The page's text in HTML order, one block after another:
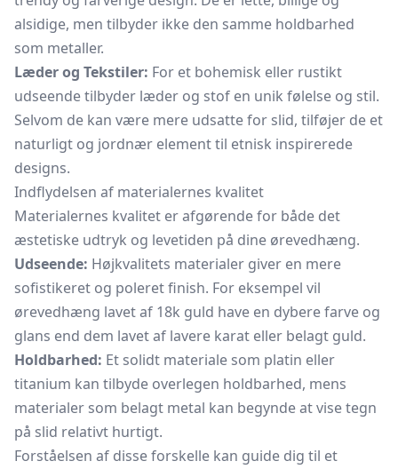
alsidige, men tilbyder ikke den samme holdbarhed
som metaller.
Læder og Tekstiler: For et bohemisk eller rustikt
udseende tilbyder læder og stof en unik følelse og stil.
Selvom de kan være mere udsatte for slid, tilføjer de et
naturligt og jordnær element til etnisk inspirerede
designs.
Indflydelsen af materialernes kvalitet
Materialernes kvalitet er afgørende for både det
æstetiske udtryk og levetiden på dine ørevedhæng.
Udseende: Højkvalitets materialer giver en mere
sofistikeret og poleret finish. For eksempel vil
ørevedhæng lavet af 18k guld have en dybere farve og
glans end dem lavet af lavere karat eller belagt guld.
Holdbarhed: Et solidt materiale som platin eller
titanium kan tilbyde overlegen holdbarhed, mens
materialer som belagt metal kan begynde at vise tegn
på slid relativt hurtigt.
Forståelsen af disse forskelle kan guide dig til et